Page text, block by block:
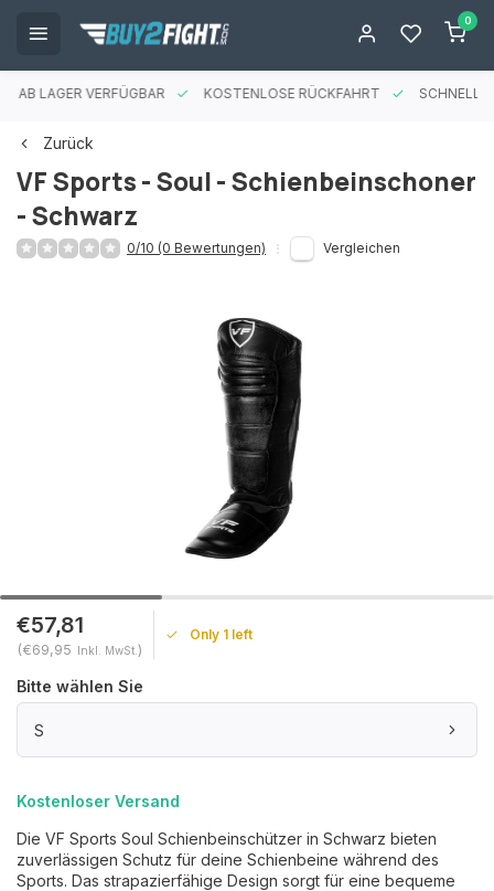
0
AB LAGER VERFÜGBAR KOSTENLOSE RÜCKFAHRT SCHNELLE
Zurück
VF Sports - Soul - Schienbeinschoner
- Schwarz
0/10 (0 Bewertungen) Vergleichen
€57,81
(€69,95 Inkl. MwSt. )
Only 1 left
Bitte wählen Sie
S
Kostenloser Versand
Die VF Sports Soul Schienbeinschützer in Schwarz bieten
zuverlässigen Schutz für deine Schienbeine während des
Sports. Das strapazierfähige Design sorgt für eine bequeme